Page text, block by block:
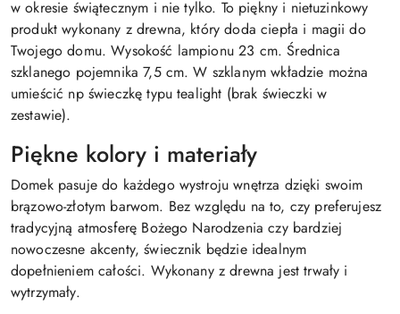
w okresie świątecznym i nie tylko. To piękny i nietuzinkowy
produkt wykonany z drewna, który doda ciepła i magii do
Twojego domu. Wysokość lampionu 23 cm. Średnica
szklanego pojemnika 7,5 cm. W szklanym wkładzie można
umieścić np świeczkę typu tealight (brak świeczki w
zestawie).
Piękne kolory i materiały
Domek pasuje do każdego wystroju wnętrza dzięki swoim
brązowo-złotym barwom. Bez względu na to, czy preferujesz
tradycyjną atmosferę Bożego Narodzenia czy bardziej
nowoczesne akcenty, świecznik będzie idealnym
dopełnieniem całości. Wykonany z drewna jest trwały i
wytrzymały.